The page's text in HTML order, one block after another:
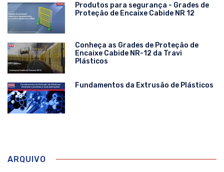
Produtos para segurança - Grades de
Proteção de Encaixe Cabide NR 12
Conheça as Grades de Proteção de
Encaixe Cabide NR-12 da Travi
Plásticos
Fundamentos da Extrusão de Plásticos
ARQUIVO